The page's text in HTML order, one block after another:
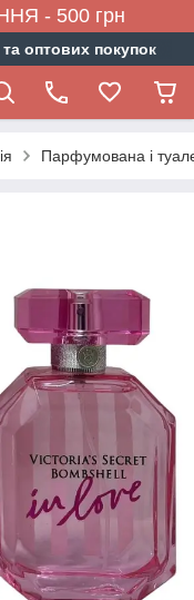
- 500 грн
оптових покупок
Парфумована і